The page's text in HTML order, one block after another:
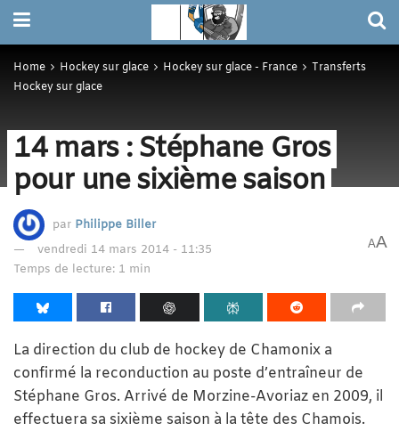
Home Hockey sur glace Hockey sur glace - France
Transferts
Hockey sur glace
14 mars : Stéphane Gros
pour une sixième saison
par Philippe Biller
vendredi 14 mars 2014 - 11:35
Temps de lecture: 1 min
AA
La direction du club de hockey de Chamonix a
confirmé la reconduction au poste d’entraîneur de
Stéphane Gros. Arrivé de Morzine-Avoriaz en 2009, il
effectuera sa sixième saison à la tête des Chamois.